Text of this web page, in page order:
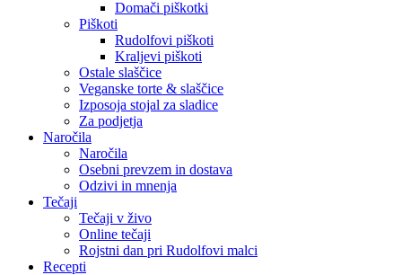
Domači piškotki
Piškoti
Rudolfovi piškoti
Kraljevi piškoti
Ostale slaščice
Veganske torte & slaščice
Izposoja stojal za sladice
Za podjetja
Naročila
Naročila
Osebni prevzem in dostava
Odzivi in mnenja
Tečaji
Tečaji v živo
Online tečaji
Rojstni dan pri Rudolfovi malci
Recepti